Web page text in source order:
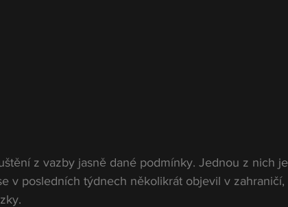
z vazby jasně dané podmínky. Jednou z nich
v posledních týdnech několikrát objevil v